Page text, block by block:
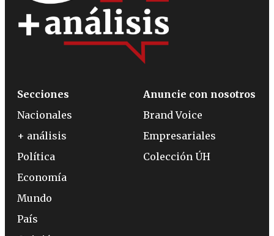
Secciones
Nacionales
+ análisis
Política
Economía
Mundo
País
Anuncie con nosotros
Brand Voice
Empresariales
Colección ÚH